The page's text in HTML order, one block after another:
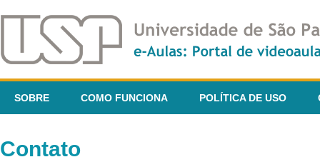
SOBRE COMO FUNCIONA POLÍTICA DE USO
Contato